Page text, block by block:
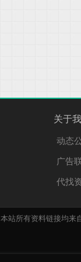
关于
动态
广告
代找
本站所有资料链接均来